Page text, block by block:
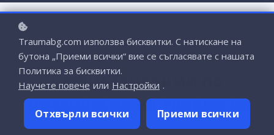
Специализации по
психология на травмата
Traumabg.com използва бисквитки. С натискане на
бутона „Приеми всички“ вие се съгласявате с нашата
Политика за бисквитки.
Научете повече или Настройки .
Отхвърли всички Приеми всички